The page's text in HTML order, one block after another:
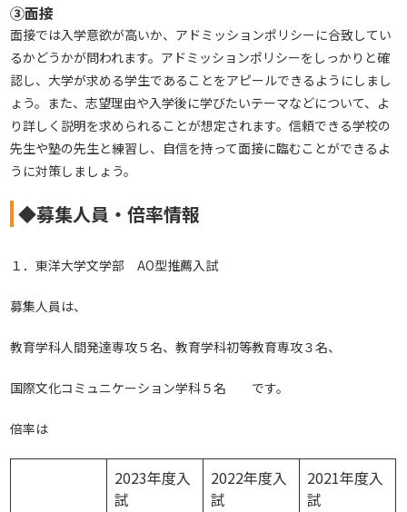
③面接
面接では入学意欲が高いか、アドミッションポリシーに合致してい
るかどうかが問われます。アドミッションポリシーをしっかりと確
認し、大学が求める学生であることをアピールできるようにしまし
ょう。また、志望理由や入学後に学びたいテーマなどについて、よ
り詳しく説明を求められることが想定されます。信頼できる学校の
先生や塾の先生と練習し、自信を持って面接に臨むことができるよ
うに対策しましょう。
◆募集人員・倍率情報
１．東洋大学文学部 AO型推薦入試
募集人員は、
教育学科人間発達専攻５名、教育学科初等教育専攻３名、
国際文化コミュニケーション学科５名 です。
倍率は
2023年度入
試
2022年度入
試
2021年度入
試